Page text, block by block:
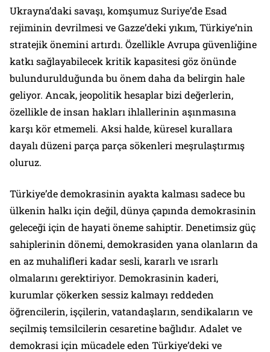
Ukrayna’daki savaşı, komşumuz Suriye’de Esad
rejiminin devrilmesi ve Gazze’deki yıkım, Türkiye’nin
stratejik önemini artırdı. Özellikle Avrupa güvenliğine
katkı sağlayabilecek kritik kapasitesi göz önünde
bulundurulduğunda bu önem daha da belirgin hale
geliyor. Ancak, jeopolitik hesaplar bizi değerlerin,
özellikle de insan hakları ihlallerinin aşınmasına
karşı kör etmemeli. Aksi halde, küresel kurallara
dayalı düzeni parça parça sökenleri meşrulaştırmış
oluruz.
Türkiye’de demokrasinin ayakta kalması sadece bu
ülkenin halkı için değil, dünya çapında demokrasinin
geleceği için de hayati öneme sahiptir. Denetimsiz güç
sahiplerinin dönemi, demokrasiden yana olanların da
en az muhalifleri kadar sesli, kararlı ve ısrarlı
olmalarını gerektiriyor. Demokrasinin kaderi,
kurumlar çökerken sessiz kalmayı reddeden
öğrencilerin, işçilerin, vatandaşların, sendikaların ve
seçilmiş temsilcilerin cesaretine bağlıdır. Adalet ve
demokrasi için mücadele eden Türkiye’deki ve